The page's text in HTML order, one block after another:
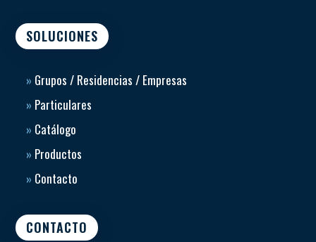
SOLUCIONES
» Grupos / Residencias / Empresas
» Particulares
» Catálogo
» Productos
» Contacto
CONTACTO